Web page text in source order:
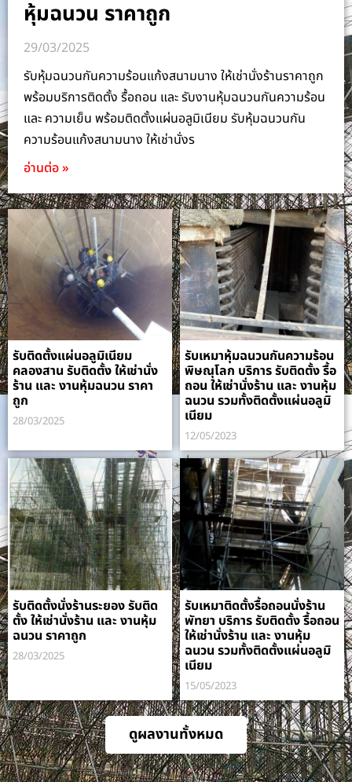
หุ้มฉนวน ราคาถูก
29/03/2025
รับหุ้มฉนวนกันความร้อนแก้งสนามนาง ให้เช่านั่งร้านราคาถูก
พร้อมบริการติดตั้ง รื้อถอน และ รับงานหุ้มฉนวนกันความร้อน
และ ความเย็น พร้อมติดตั้งแผ่นอลูมิเนียม รับหุ้มฉนวนกัน
ความร้อนแก้งสนามนาง ให้เช่านั่งร
อ่านต่อ »
รับติดตั้งแผ่นอลูมิเนียม
คลองสาน รับติดตั้ง ให้เช่านั่ง
ร้าน และ งานหุ้มฉนวน ราคา
ถูก
28/03/2025
รับเหมาหุ้มฉนวนกันความร้อน
พิษณุโลก บริการ รับติดตั้ง รื้อ
ถอน ให้เช่านั่งร้าน และ งานหุ้ม
ฉนวน รวมทั้งติดตั้งแผ่นอลูมิ
เนียม
12/05/2023
รับติดตั้งนั่งร้านระยอง รับติด
ตั้ง ให้เช่านั่งร้าน และ งานหุ้ม
ฉนวน ราคาถูก
28/03/2025
รับเหมาติดตั้งรื้อถอนนั่งร้าน
พัทยา บริการ รับติดตั้ง รื้อถอน
ให้เช่านั่งร้าน และ งานหุ้ม
ฉนวน รวมทั้งติดตั้งแผ่นอลูมิ
เนียม
15/05/2023
ดูผลงานทั้งหมด